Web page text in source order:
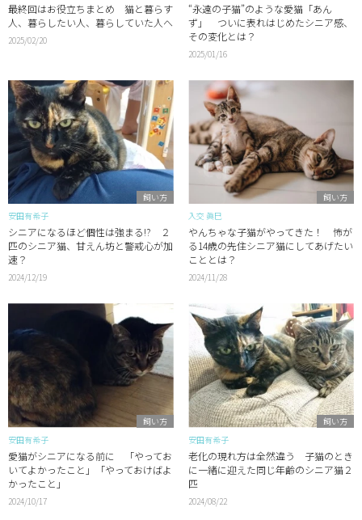
最終回はお役立ちまとめ 猫と暮らす
人、暮らしたい人、暮らしていた人へ
2025/02/20
“永遠の子猫”のような愛猫「あん
ず」 ついに表れはじめたシニア感、
その変化とは？
2025/01/16
飼い方
安田有希子
シニアになるほど個性は強まる!? ２
匹のシニア猫、甘えん坊と警戒心が加
速？
2024/12/19
飼い方
入交 眞巳
やんちゃな子猫がやってきた！ 怖が
る14歳の先住シニア猫にしてあげたい
こととは？
2024/11/28
飼い方
安田有希子
愛猫がシニアになる前に 「やってお
いてよかったこと」「やっておけばよ
かったこと」
2024/10/17
飼い方
安田有希子
老化の現れ方は全然違う 子猫のとき
に一緒に迎えた同じ年齢のシニア猫２
匹
2024/08/22